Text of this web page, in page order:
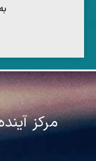
مرکز